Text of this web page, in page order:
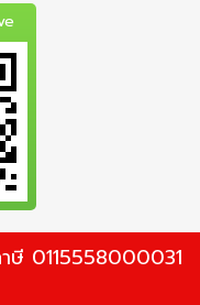
ษี 0115558000031